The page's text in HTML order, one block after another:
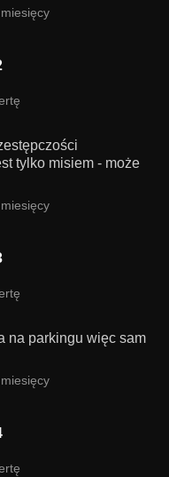
tylko misiem - może
na parkingu więc sam